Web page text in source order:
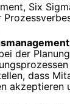
Six
der
dass
akzeptieren